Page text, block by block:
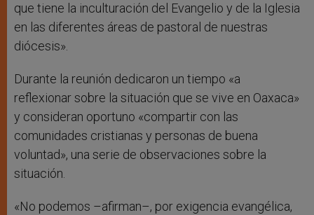
que tiene la inculturación del Evangelio y de la Iglesia
en las diferentes áreas de pastoral de nuestras
diócesis».
Durante la reunión dedicaron un tiempo «a
reflexionar sobre la situación que se vive en Oaxaca»
y consideran oportuno «compartir con las
comunidades cristianas y personas de buena
voluntad», una serie de observaciones sobre la
situación.
«No podemos –afirman–, por exigencia evangélica,